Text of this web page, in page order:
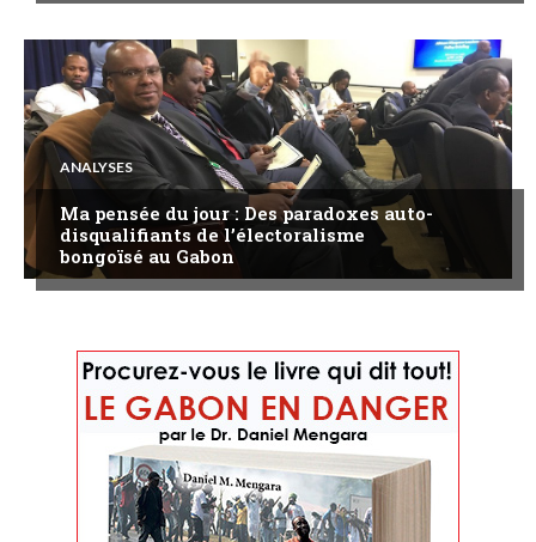
ANALYSES
Ma pensée du jour : Des paradoxes auto-
disqualifiants de l’électoralisme
bongoïsé au Gabon